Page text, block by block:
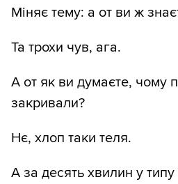
Міняє тему: а от ви ж
Та трохи чув, ага.
А от як ви думаєте, чому
закривали?
Нє, хлоп таки теля.
А за десять хвилин у типу